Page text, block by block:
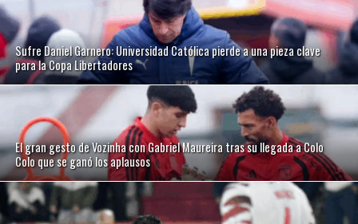
Sufre Daniel Garnero: Universidad Católica pierde a una pieza clave
para la Copa Libertadores
El gran gesto de Vozinha con Gabriel Maureira tras su llegada a Colo
Colo que se ganó los aplausos